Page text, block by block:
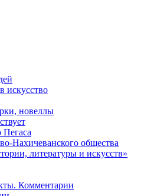
искусство
новеллы
Нахичеванского общества
литературы и искусств»
Комментарии